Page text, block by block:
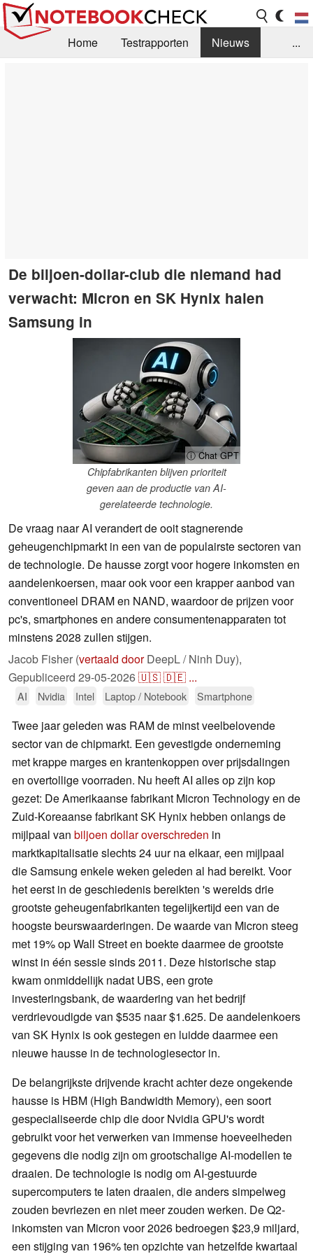
Home Testrapporten
Nieuws
...
De biljoen-dollar-club die niemand had
verwacht: Micron en SK Hynix halen
Samsung in
ⓘ Chat GPT
Chipfabrikanten blijven prioriteit
geven aan de productie van AI-
gerelateerde technologie.
De vraag naar AI verandert de ooit stagnerende
geheugenchipmarkt in een van de populairste sectoren van
de technologie. De hausse zorgt voor hogere inkomsten en
aandelenkoersen, maar ook voor een krapper aanbod van
conventioneel DRAM en NAND, waardoor de prijzen voor
pc's, smartphones en andere consumentenapparaten tot
minstens 2028 zullen stijgen.
Jacob Fisher (vertaald doorDeepL / Ninh Duy),
Gepubliceerd 29-05-2026🇺🇸🇩🇪 ...
AI Nvidia Intel Laptop / Notebook Smartphone
Twee jaar geleden was RAM de minst veelbelovende
sector van de chipmarkt. Een gevestigde onderneming
met krappe marges en krantenkoppen over prijsdalingen
en overtollige voorraden. Nu heeft AI alles op zijn kop
gezet: De Amerikaanse fabrikant Micron Technology en de
Zuid-Koreaanse fabrikant SK Hynix hebben onlangs de
mijlpaal van biljoen dollar overschreden in
marktkapitalisatie slechts 24 uur na elkaar, een mijlpaal
die Samsung enkele weken geleden al had bereikt. Voor
het eerst in de geschiedenis bereikten 's werelds drie
grootste geheugenfabrikanten tegelijkertijd een van de
hoogste beurswaarderingen. De waarde van Micron steeg
met 19% op Wall Street en boekte daarmee de grootste
winst in één sessie sinds 2011. Deze historische stap
kwam onmiddellijk nadat UBS, een grote
investeringsbank, de waardering van het bedrijf
verdrievoudigde van $535 naar $1.625. De aandelenkoers
van SK Hynix is ook gestegen en luidde daarmee een
nieuwe hausse in de technologiesector in.
De belangrijkste drijvende kracht achter deze ongekende
hausse is HBM (High Bandwidth Memory), een soort
gespecialiseerde chip die door Nvidia GPU's wordt
gebruikt voor het verwerken van immense hoeveelheden
gegevens die nodig zijn om grootschalige AI-modellen te
draaien. De technologie is nodig om AI-gestuurde
supercomputers te laten draaien, die anders simpelweg
zouden bevriezen en niet meer zouden werken. De Q2-
inkomsten van Micron voor 2026 bedroegen $23,9 miljard,
een stijging van 196% ten opzichte van hetzelfde kwartaal